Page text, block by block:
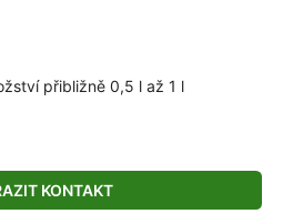
přibližně 0,5 l až 1 l
KONTAKT